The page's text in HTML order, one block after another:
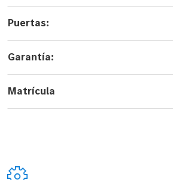
Puertas:
Garantía:
Matrícula